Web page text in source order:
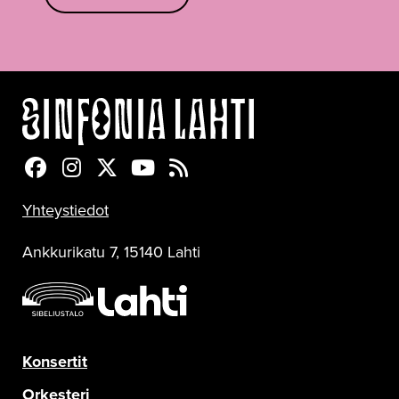
Sinfonia Lahti Facebookissa
Sinfonia Lahti Instagramissa
Sinfonia Lahti Twitterissä
Sinfonia Lahti YouTubessa
Sinfonia Lahti RSS-feed
Yhteystiedot
Ankkurikatu 7, 15140 Lahti
Konsertit
Orkesteri